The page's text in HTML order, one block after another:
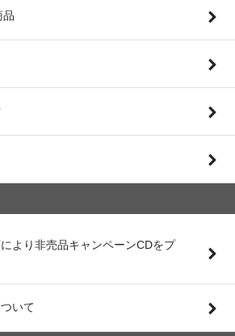
品
より非売品キャンペーンCDをプ
いて